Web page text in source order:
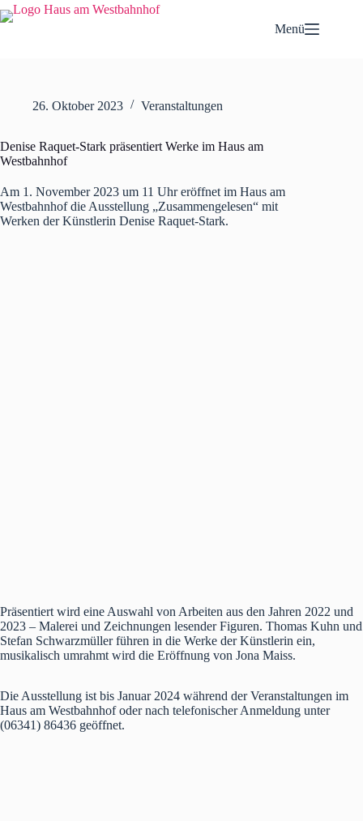
Zum
Inhalt
Menü
26. Oktober 2023 Veranstaltungen
Denise Raquet-Stark präsentiert Werke im Haus am
Westbahnhof
Am 1. November 2023 um 11 Uhr eröffnet im Haus am
Westbahnhof die Ausstellung „Zusammengelesen“ mit
Werken der Künstlerin Denise Raquet-Stark.
Präsentiert wird eine Auswahl von Arbeiten aus den Jahren 2022 und
2023 – Malerei und Zeichnungen lesender Figuren. Thomas Kuhn und
Stefan Schwarzmüller führen in die Werke der Künstlerin ein,
musikalisch umrahmt wird die Eröffnung von Jona Maiss.
Die Ausstellung ist bis Januar 2024 während der Veranstaltungen im
Haus am Westbahnhof oder nach telefonischer Anmeldung unter
(06341) 86436 geöffnet.